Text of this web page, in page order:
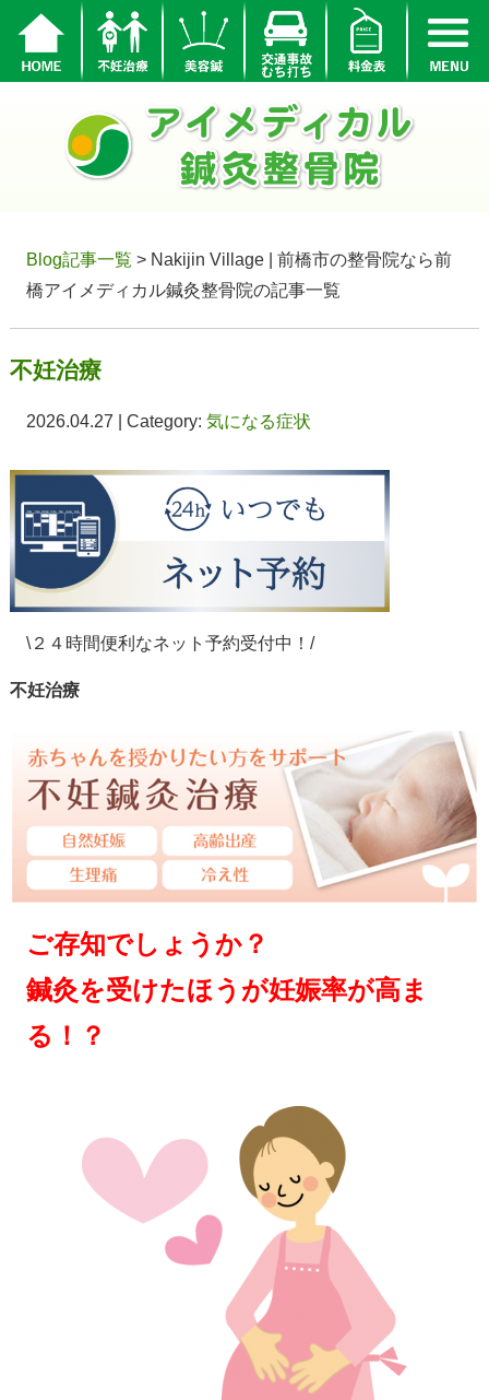
Blog記事一覧 > Nakijin Village | 前橋市の整骨院なら前
橋アイメディカル鍼灸整骨院の記事一覧
不妊治療
2026.04.27 | Category: 気になる症状
\２４時間便利なネット予約受付中！/
不妊治療
ご存知でしょうか？
鍼灸を受けたほうが妊娠率が高ま
る！？